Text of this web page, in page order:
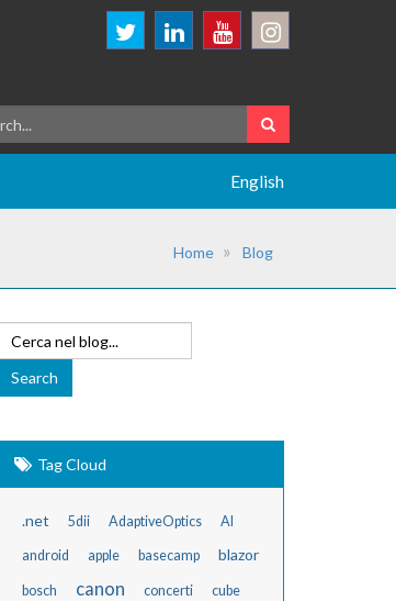
English
Home Blog
Tag Cloud
.net 5dii AdaptiveOptics AI
android apple basecamp blazor
bosch canon concerti cube